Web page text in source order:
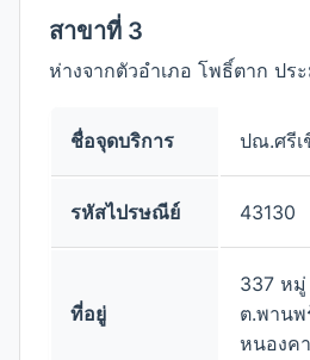
สาขาที่ 3
ห่างจากตัวอำเภอ โพธิ์ตาก ปร
ชื่อจุดบริการ ปณ.ศรีเ
รหัสไปรษณีย์ 43130
ที่อยู่
337 หมู่
ต.พานพ
หนองค